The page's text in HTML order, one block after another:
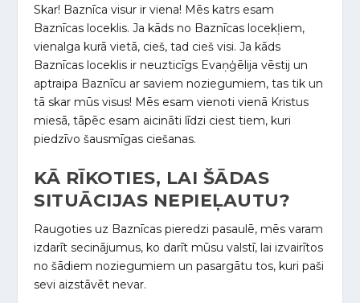
Skar! Baznīca visur ir viena! Mēs katrs esam
Baznīcas loceklis. Ja kāds no Baznīcas locekļiem,
vienalga kurā vietā, cieš, tad cieš visi. Ja kāds
Baznīcas loceklis ir neuzticīgs Evaņģēlija vēstij un
aptraipa Baznīcu ar saviem noziegumiem, tas tik un
tā skar mūs visus! Mēs esam vienoti vienā Kristus
miesā, tāpēc esam aicināti līdzi ciest tiem, kuri
piedzīvo šausmīgas ciešanas.
KĀ RĪKOTIES, LAI ŠĀDAS
SITUĀCIJAS NEPIEĻAUTU?
Raugoties uz Baznīcas pieredzi pasaulē, mēs varam
izdarīt secinājumus, ko darīt mūsu valstī, lai izvairītos
no šādiem noziegumiem un pasargātu tos, kuri paši
sevi aizstāvēt nevar.